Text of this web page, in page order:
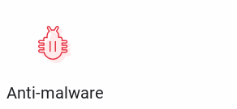
Anti-malware